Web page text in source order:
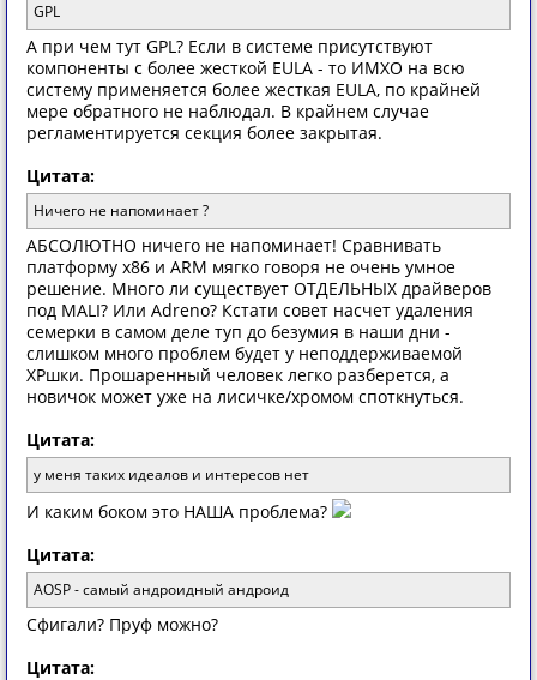
GPL
А при чем тут GPL? Если в системе присутствуют
компоненты с более жесткой EULA - то ИМХО на всю
систему применяется более жесткая EULA, по крайней
мере обратного не наблюдал. В крайнем случае
регламентируется секция более закрытая.
Цитата:
Ничего не напоминает ?
АБСОЛЮТНО ничего не напоминает! Сравнивать
платформу x86 и ARM мягко говоря не очень умное
решение. Много ли существует ОТДЕЛЬНЫХ драйверов
под MALI? Или Adreno? Кстати совет насчет удаления
семерки в самом деле туп до безумия в наши дни -
слишком много проблем будет у неподдерживаемой
ХРшки. Прошаренный человек легко разберется, а
новичок может уже на лисичке/хромом споткнуться.
Цитата:
у меня таких идеалов и интересов нет
И каким боком это НАША проблема?
Цитата:
AOSP - самый андроидный андроид
Сфигали? Пруф можно?
Цитата: